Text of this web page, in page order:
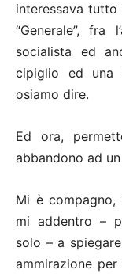
interessava tutto
“Generale”, fra
socialista ed
cipiglio ed una
osiamo dire.
Ed ora,
abbandono ad
Mi è compagno,
mi addentro –
solo – a
ammirazione